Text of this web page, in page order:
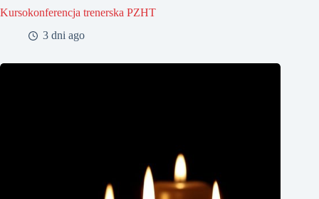
Kursokonferencja trenerska PZHT
3 dni ago